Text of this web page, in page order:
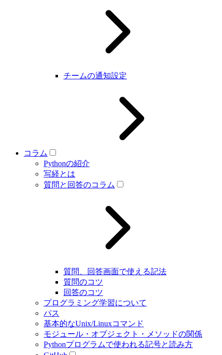
チームの通知設定
コラム
Pythonの紹介
写経とは
質問と回答のコラム
質問、回答画面で使える記法
質問のコツ
回答のコツ
プログラミング学習について
パス
基本的なUnix/Linuxコマンド
モジュール・オブジェクト・メソッドの関係
Pythonプログラムで使われる記号と読み方